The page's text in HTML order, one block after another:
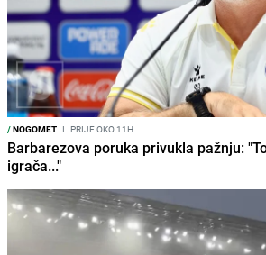
/NOGOMET I PRIJE OKO 11H
Barbarezova poruka privukla pažnju:
igrača..."